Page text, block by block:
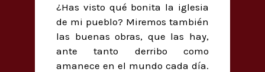
¿Has visto qué bonita la iglesia
de mi pueblo? Miremos también
las buenas obras, que las hay,
ante tanto derribo como
amanece en el mundo cada día.